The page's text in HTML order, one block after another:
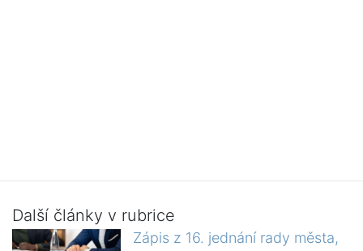
Další články v rubrice
Zápis z 16. jednání rady města,